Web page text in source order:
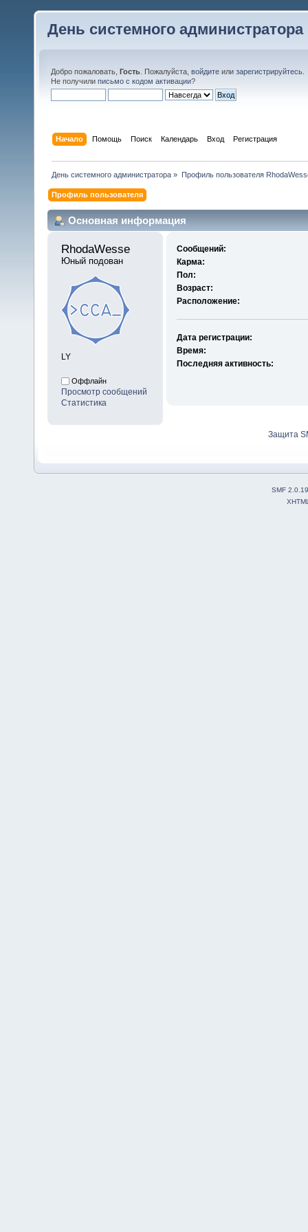
День системного администратора
Добро пожаловать, Гость . Пожалуйста, войдите или зарегистрируйтесь
Не получили письмо с кодом активации?
Начало Помощь Поиск Календарь Вход Регистрация
День системного администратора » Профиль пользователя
Профиль пользователя
Основная информация
RhodaWesse
Юный подован
LY
Оффлайн
Просмотр сообщений
Статистика
Сообщений:
Карма:
Пол:
Возраст:
Расположение:
Дата регистрации:
Время:
Последняя активность:
Защита
SMF 2.0.19